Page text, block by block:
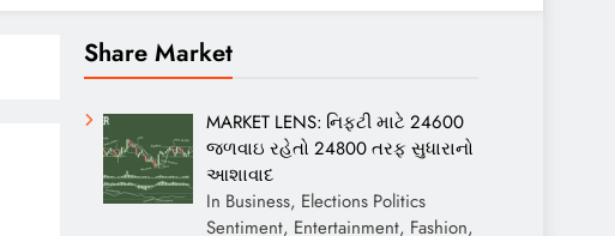
Share Market
MARKET LENS: નિફ્ટી માટે 24600
જળવાઇ રહેતો 24800 તરફ સુધારાનો
આશાવાદ
In Business, Elections Politics
Sentiment, Entertainment, Fashion,